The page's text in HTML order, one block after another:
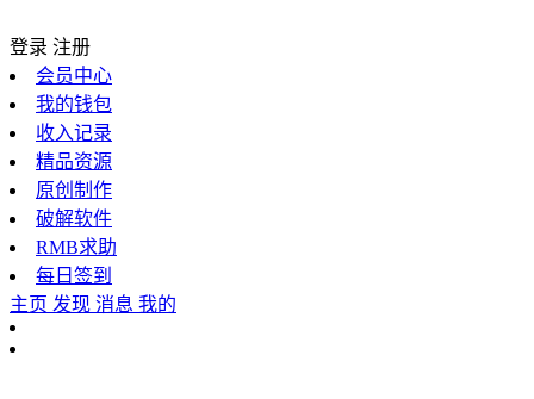
登录 注册
会员中心
我的钱包
收入记录
精品资源
原创制作
破解软件
RMB求助
每日签到
主页 发现 消息 我的